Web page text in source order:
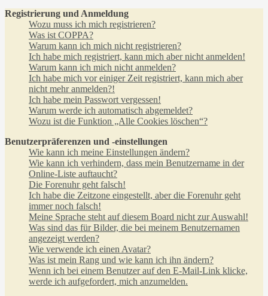
Registrierung und Anmeldung
Wozu muss ich mich registrieren?
Was ist COPPA?
Warum kann ich mich nicht registrieren?
Ich habe mich registriert, kann mich aber nicht anmelden!
Warum kann ich mich nicht anmelden?
Ich habe mich vor einiger Zeit registriert, kann mich aber
nicht mehr anmelden?!
Ich habe mein Passwort vergessen!
Warum werde ich automatisch abgemeldet?
Wozu ist die Funktion „Alle Cookies löschen“?
Benutzerpräferenzen und -einstellungen
Wie kann ich meine Einstellungen ändern?
Wie kann ich verhindern, dass mein Benutzername in der
Online-Liste auftaucht?
Die Forenuhr geht falsch!
Ich habe die Zeitzone eingestellt, aber die Forenuhr geht
immer noch falsch!
Meine Sprache steht auf diesem Board nicht zur Auswahl!
Was sind das für Bilder, die bei meinem Benutzernamen
angezeigt werden?
Wie verwende ich einen Avatar?
Was ist mein Rang und wie kann ich ihn ändern?
Wenn ich bei einem Benutzer auf den E-Mail-Link klicke,
werde ich aufgefordert, mich anzumelden.